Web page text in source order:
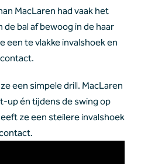
MacLaren had vaak het
bal af bewoog in de haar
een te vlakke invalshoek en
een simpele drill. MacLaren
up én tijdens de swing op
ze een steilere invalshoek